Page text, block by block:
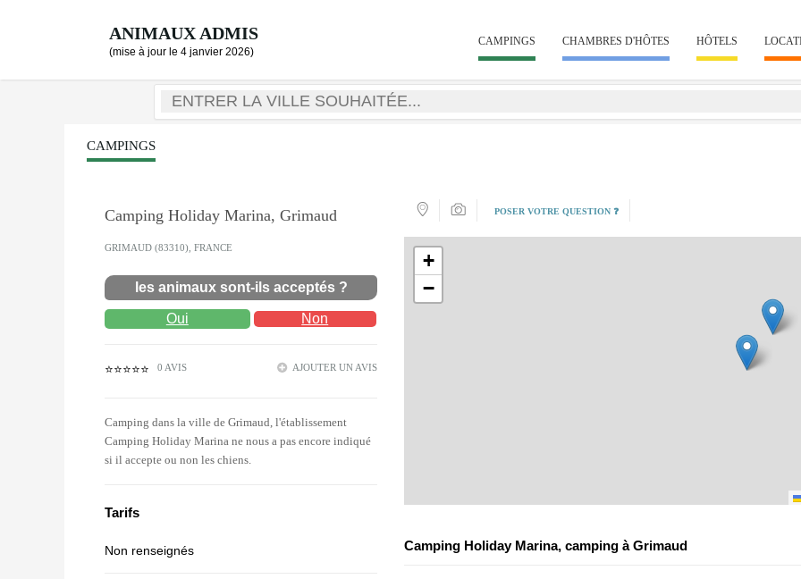
ANIMAUX ADMIS
(mise à jour le 4 janvier 2026)
CAMPINGS CHAMBRES D'HÔTES HÔTELS
CAMPINGS
Camping Holiday Marina, Grimaud
GRIMAUD (83310), FRANCE
les animaux sont-ils acceptés ?
Oui Non
⭐⭐⭐⭐⭐ 0 AVIS AJOUTER UN AVIS
Camping dans la ville de Grimaud, l'établissement
Camping Holiday Marina ne nous a pas encore indiqué
si il accepte ou non les chiens.
Tarifs
Non renseignés
POSER VOTRE QUESTION ❓
+
−
Camping Holiday Marina, camping à Grimaud